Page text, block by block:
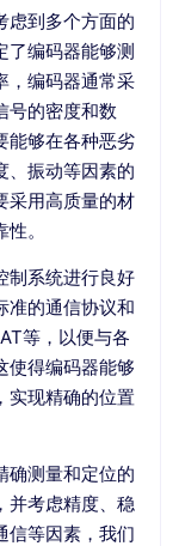
虑到多个方面的
了编码器能够测
，编码器通常采
号的密度和数
能够在各种恶劣
、振动等因素的
采用高质量的材
。
制系统进行良好
准的通信协议和
等，以便与各
使得编码器能够
实现精确的位置
确测量和定位的
并考虑精度、稳
信等因素，我们